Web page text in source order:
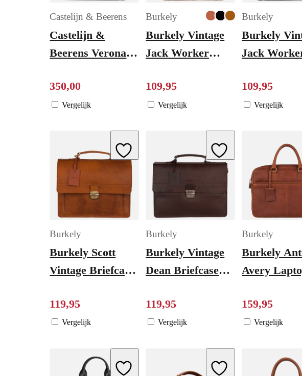
Castelijn & Beerens
Castelijn &
Beerens Verona
Laptoptas 15.6"
mokka
350,00
Vergelijk
Burkely
Burkely Vintage
Jack Worker
109,95
Vergelijk
Burkely
Burkely
Jack
109,95
Vergelijk
Add to Wishlist
Burkely
Burkely Scott
Vintage Briefcase
cognac
119,95
Vergelijk
Add to Wishlist
Burkely
Burkely Vintage
Dean Briefcase
119,95
Vergelijk
Burkely
Burkely
Avery
159,95
Vergelijk
Add to Wishlist Add to Wishlist